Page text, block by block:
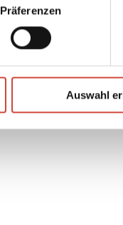
Präferenzen
Auswahl
Download Bilddatei